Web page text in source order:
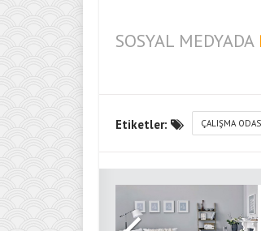
SOSYAL MEDYADA
Etiketler: ÇALIŞMA